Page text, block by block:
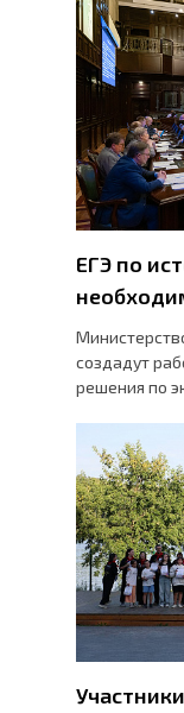
ЕГЭ по
создадут
решения по